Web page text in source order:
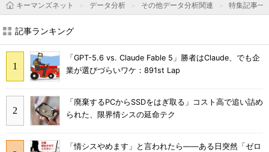
キーマンズネット
データ分析 その他データ分析関連 特集記事一
記事ランキング
「GPT-5.6 vs. Claude Fable 5」勝者はClaude、でも企
業が選びづらいワケ：891st Lap
「廃棄するPCからSSDをはぎ取る」コスト高で追い詰め
られた、限界情シスの延命テク
「情シスやめます」と言われたら――ある日突然「ゼロ